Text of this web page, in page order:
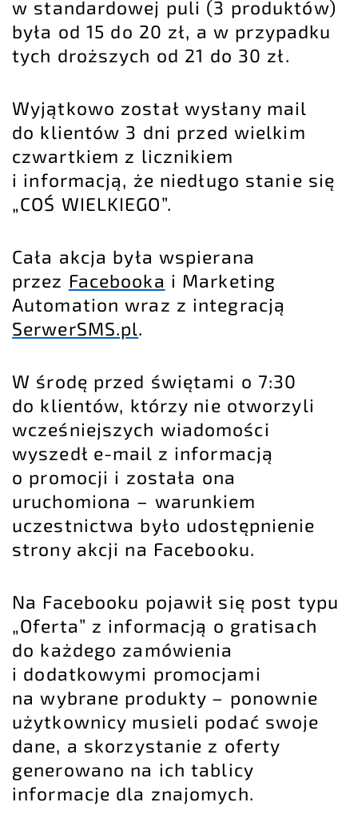
w standardowej puli (3 produktów)
była od 15 do 20 zł, a w przypadku
tych droższych od 21 do 30 zł.
Wyjątkowo został wysłany mail
do klientów 3 dni przed wielkim
czwartkiem z licznikiem
i informacją, że niedługo stanie się
„COŚ WIELKIEGO”.
Cała akcja była wspierana
przez Facebooka i Marketing
Automation wraz z integracją
SerwerSMS.pl.
W środę przed świętami o 7:30
do klientów, którzy nie otworzyli
wcześniejszych wiadomości
wyszedł e-mail z informacją
o promocji i została ona
uruchomiona – warunkiem
uczestnictwa było udostępnienie
strony akcji na Facebooku.
Na Facebooku pojawił się post typu
„Oferta” z informacją o gratisach
do każdego zamówienia
i dodatkowymi promocjami
na wybrane produkty – ponownie
użytkownicy musieli podać swoje
dane, a skorzystanie z oferty
generowano na ich tablicy
informacje dla znajomych.